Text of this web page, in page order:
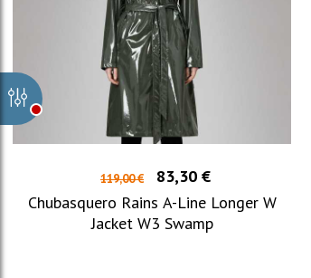
119,00 €
83,30 €
Chubasquero Rains A-Line Longer W
Jacket W3 Swamp